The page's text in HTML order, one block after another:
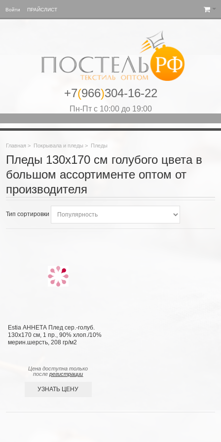
Войти ПРАЙСЛИСТ
+7(966)304-16-22
Пн-Пт с 10:00 до 19:00
Главная > Покрывала и пледы > Пледы
Пледы 130х170 см голубого цвета в
большом ассортименте оптом от
производителя
Тип сортировки
Estia АННЕТА Плед сер.-голуб.
130х170 см, 1 пр., 90% хлоп./10%
мерин.шерсть, 208 гр/м2
Цена доступна только
послерегистрации
УЗНАТЬ ЦЕНУ